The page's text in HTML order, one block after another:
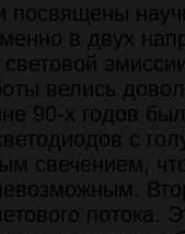
в двух
велись
90-х годов
с
свечением,
потока.